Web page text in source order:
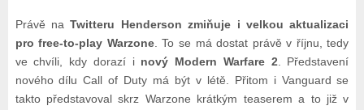
Právě naTwitteru Henderson zmiňuje i velkou aktualizaci
pro free-to-play Warzone. To se má dostat právě v říjnu, tedy
ve chvíli, kdy dorazí i nový Modern Warfare 2. Představení
nového dílu Call of Duty má být v létě. Přitom i Vanguard se
takto představoval skrz Warzone krátkým teaserem a to již v